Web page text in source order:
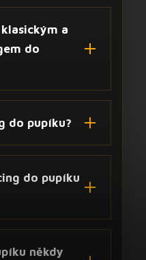
a
do
do pupíku?
do pupíku
někdy